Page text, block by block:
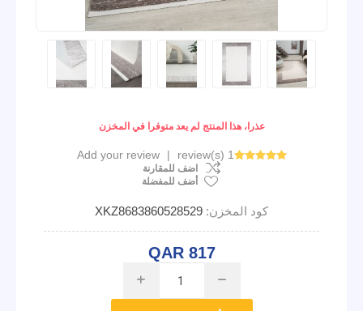
عذرا، هذا المنتج لم يعد متوفرا في المخزن
1 review(s)
|
Add your review
اضف للمقارنة
أضف للمفضلة
كود المخزن: XKZ8683860528529
QAR 817
i h